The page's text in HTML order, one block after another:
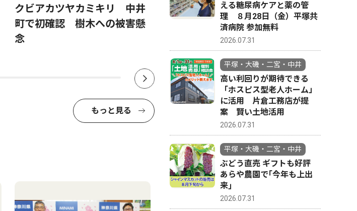
クビアカツヤカミキリ 中井
町で初確認 樹木への被害懸
念
金目中・花待さん土沢中・荻
野さん 全国・関東で活躍誓
う 1500ｍと100ｍに出場
挙 現職
もっと見る
える糖尿病ケアと薬の管
理 ８月28日（金）平塚共
済病院 参加無料
2026.07.31
平塚・大磯・二宮・中井
高い利回りが期待できる
「ホスピス型老人ホーム」
に活用 片倉工務店が提
案 賢い土地活用
2026.07.31
平塚・大磯・二宮・中井
ぶどう直売 ギフトも好評
あらや農園で｢今年も上出
来｣
2026.07.31